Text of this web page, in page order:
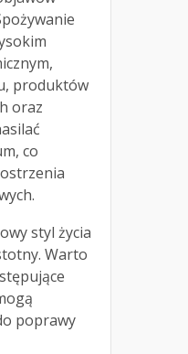
produktów
oraz
co
styl życia
Warto
poprawy